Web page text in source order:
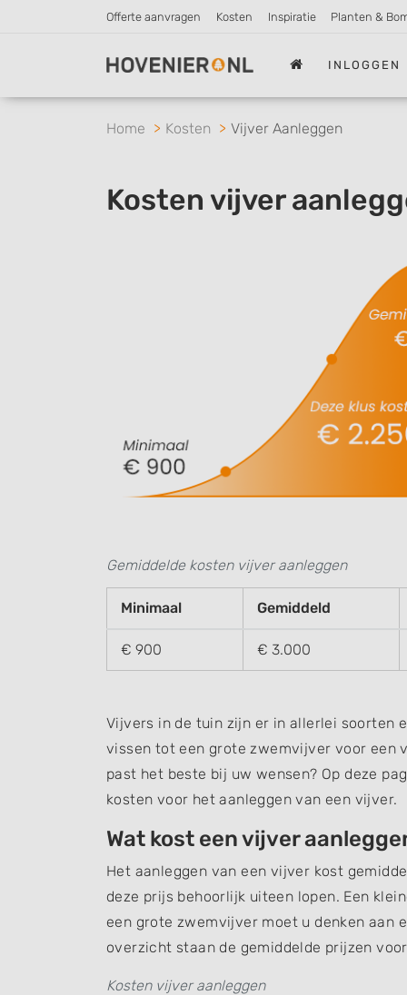
Offerte aanvragen Kosten Inspiratie Planten &
INLOGGEN
Home Kosten Vijver Aanleggen
Kosten vijver
Gemiddelde kosten vijver aanleggen
Minimaal Gemiddeld
€ 900 € 3.000
Vijvers in de tuin zijn er in allerlei soorten
vissen tot een grote zwemvijver voor een
past het beste bij uw wensen? Op deze
kosten voor het aanleggen van een vijver.
Wat kost een vijver
Het aanleggen van een vijver kost
deze prijs behoorlijk uiteen lopen. Een
een grote zwemvijver moet u denken aan
overzicht staan de gemiddelde prijzen
Kosten vijver aanleggen